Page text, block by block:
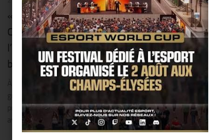
« VivaTech » fête ses 10 ans sur les
Champs-Elysées : venez vivre le futur de
l’innovation le dimanche 14 juin, sur la plus
belle avenue du Monde !!
À l’occasion de son dixième anniversaire, VivaTech, le plus
grand événement européen dédié aux startups et à la tech,
prend ses quartiers de 12h00 à 18h00, sur « la plus belle
avenue du monde...